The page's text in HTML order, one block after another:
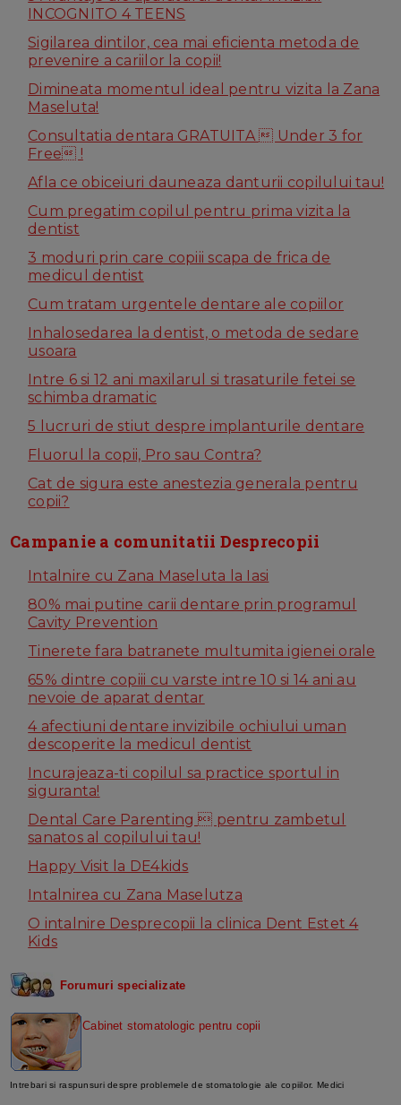
INCOGNITO 4 TEENS
Sigilarea dintilor, cea mai eficienta metoda de
prevenire a cariilor la copii!
Dimineata momentul ideal pentru vizita la Zana
Maseluta!
Consultatia dentara GRATUITA  Under 3 for
Free !
Afla ce obiceiuri dauneaza danturii copilului tau!
Cum pregatim copilul pentru prima vizita la
dentist
3 moduri prin care copiii scapa de frica de
medicul dentist
Cum tratam urgentele dentare ale copiilor
Inhalosedarea la dentist, o metoda de sedare
usoara
Intre 6 si 12 ani maxilarul si trasaturile fetei se
schimba dramatic
5 lucruri de stiut despre implanturile dentare
Fluorul la copii, Pro sau Contra?
Cat de sigura este anestezia generala pentru
copii?
Campanie a comunitatii Desprecopii
Intalnire cu Zana Maseluta la Iasi
80% mai putine carii dentare prin programul
Cavity Prevention
Tinerete fara batranete multumita igienei orale
65% dintre copiii cu varste intre 10 si 14 ani au
nevoie de aparat dentar
4 afectiuni dentare invizibile ochiului uman
descoperite la medicul dentist
Incurajeaza-ti copilul sa practice sportul in
siguranta!
Dental Care Parenting  pentru zambetul
sanatos al copilului tau!
Happy Visit la DE4kids
Intalnirea cu Zana Maselutza
O intalnire Desprecopii la clinica Dent Estet 4
Kids
Forumuri specializate
Cabinet stomatologic pentru copii
Intrebari si raspunsuri despre problemele de stomatologie ale copiilor. Medici